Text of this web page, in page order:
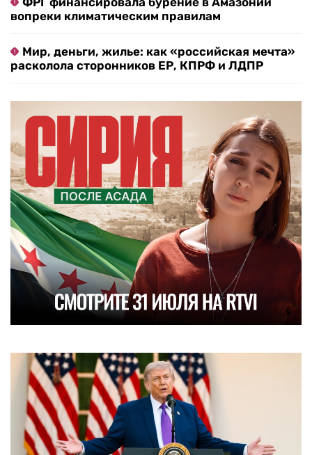
вопреки климатическим правилам
Мир, деньги, жилье: как «российская мечта»
расколола сторонников ЕР, КПРФ и ЛДПР